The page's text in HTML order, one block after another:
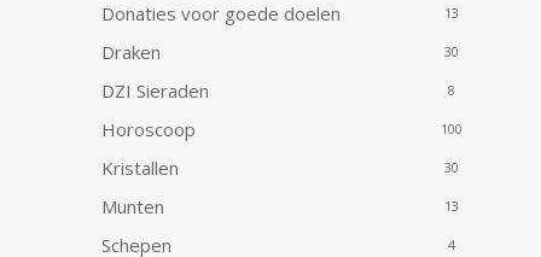
Donaties voor goede doelen 13
Draken 30
DZI Sieraden 8
Horoscoop 100
Kristallen 30
Munten 13
Schepen 4